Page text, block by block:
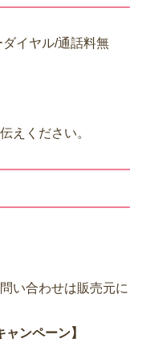
ダイヤル/通話料無
えください。
い合わせは販売元に
ンペーン】